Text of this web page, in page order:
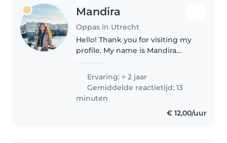
Mandira
Oppas in Utrecht
Hello! Thank you for visiting my
profile. My name is Mandira
from Nepal. I am a caring,
responsible, and patient person
who enjoys spending time with..
Ervaring: > 2 jaar
Gemiddelde reactietijd: 13
minuten
€ 12,00/uur